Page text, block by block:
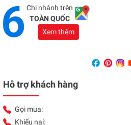
Chi nhánh trên
TOÀN QUỐC
Xem thêm
Hỗ trợ khách hàng
Gọi mua:
Khiếu nại: